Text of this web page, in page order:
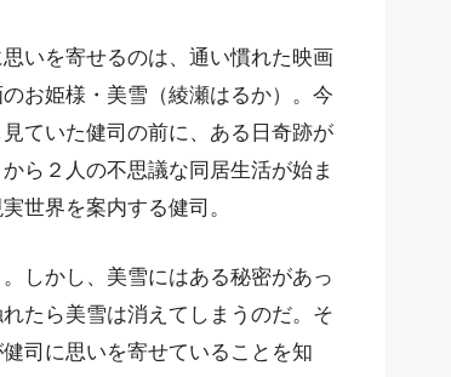
いを寄せるのは、通い慣れた映画
お姫様・美雪（綾瀬はるか）。今
ていた健司の前に、ある日奇跡が
ら２人の不思議な同居生活が始ま
世界を案内する健司。
しかし、美雪にはある秘密があっ
たら美雪は消えてしまうのだ。そ
司に思いを寄せていることを知